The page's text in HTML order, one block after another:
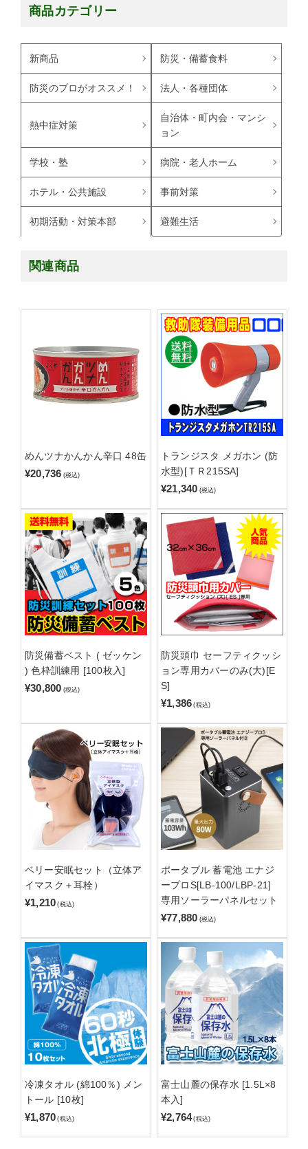
商品カテゴリー
新商品 防災・備蓄食料
防災のプロがオススメ！ 法人・各種団体
熱中症対策
自治体・町内会・マンシ
ョン
学校・塾 病院・老人ホーム
ホテル・公共施設 事前対策
初期活動・対策本部 避難生活
関連商品
めんツナかんかん辛口 48缶
¥20,736 (税込)
トランジスタ メガホン (防
水型)[ＴＲ215SA]
¥21,340 (税込)
防災備蓄ベスト ( ゼッケン
) 色枠訓練用 [100枚入]
¥30,800 (税込)
防災頭巾 セーフティクッシ
ョン専用カバーのみ(大)[E
S]
¥1,386 (税込)
ベリー安眠セット（立体ア
イマスク＋耳栓）
¥1,210 (税込)
ポータブル 蓄電池 エナジ
ープロS[LB-100/LBP-21]
専用ソーラーパネルセット
¥77,880 (税込)
冷凍タオル (綿100％) メン
トール [10枚]
¥1,870 (税込)
富士山麓の保存水 [1.5L×8
本入]
¥2,764 (税込)